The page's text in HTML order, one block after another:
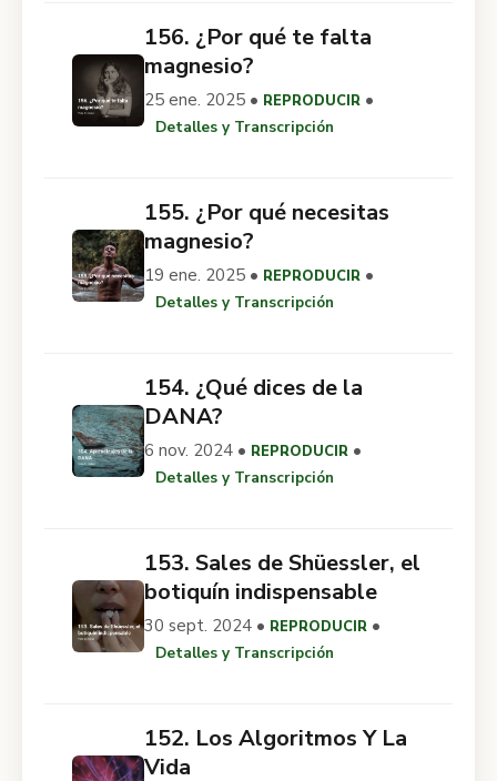
156. ¿Por qué te falta
magnesio?
25 ene. 2025 • REPRODUCIR •
Detalles y Transcripción
155. ¿Por qué necesitas
magnesio?
19 ene. 2025 • REPRODUCIR •
Detalles y Transcripción
154. ¿Qué dices de la
DANA?
6 nov. 2024 • REPRODUCIR •
Detalles y Transcripción
153. Sales de Shüessler, el
botiquín indispensable
30 sept. 2024 • REPRODUCIR •
Detalles y Transcripción
152. Los Algoritmos Y La
Vida